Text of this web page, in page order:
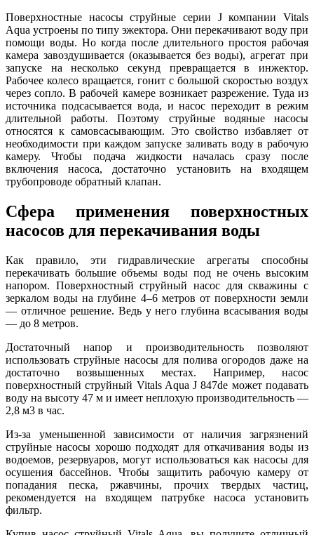
Поверхностные насосы струйные серии J компании Vitals
Aqua устроены по типу эжектора. Они перекачивают воду при
помощи воды. Но когда после длительного простоя рабочая
камера завоздушивается (оказывается без воды), агрегат при
запуске на несколько секунд превращается в инжектор.
Рабочее колесо вращается, гонит с большой скоростью воздух
через сопло. В рабочей камере возникает разрежение. Туда из
источника подсасывается вода, и насос переходит в режим
длительной работы. Поэтому струйные водяные насосы
относятся к самовсасывающим. Это свойство избавляет от
необходимости при каждом запуске заливать воду в рабочую
камеру. Чтобы подача жидкости началась сразу после
включения насоса, достаточно установить на входящем
трубопроводе обратный клапан.
Сфера применения поверхностных
насосов для перекачивания воды
Как правило, эти гидравлические агрегаты способны
перекачивать большие объемы воды под не очень высоким
напором. Поверхностный струйный насос для скважины с
зеркалом воды на глубине 4–6 метров от поверхности земли
— отличное решение. Ведь у него глубина всасывания воды
— до 8 метров.
Достаточный напор и производительность позволяют
использовать струйные насосы для полива огородов даже на
достаточно возвышенных местах. Например, насос
поверхностный струйный Vitals Aqua J 847de может подавать
воду на высоту 47 м и имеет неплохую производительность —
2,8 м3 в час.
Из-за уменьшенной зависимости от наличия загрязнений
струйные насосы хорошо подходят для откачивания воды из
водоемов, резервуаров, могут использоваться как насосы для
осушения бассейнов. Чтобы защитить рабочую камеру от
попадания песка, ржавчины, прочих твердых частиц,
рекомендуется на входящем патрубке насоса установить
фильтр.